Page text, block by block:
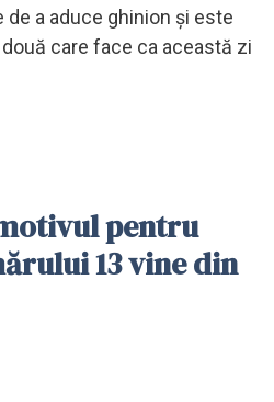
a aduce ghinion și este
care face ca această zi
pentru
13 vine din